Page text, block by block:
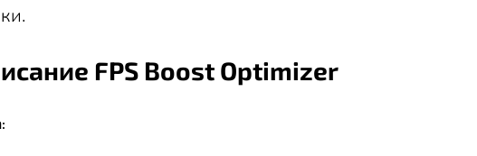
FPS Boost Optimizer